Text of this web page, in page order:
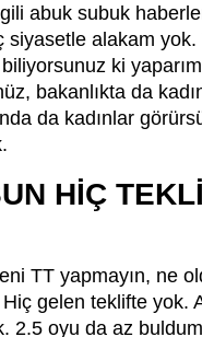
abuk subuk
siyasetle alakam yok.
ki
bakanlıkta da
da kadınlar
HİÇ
TT yapmayın, ne
gelen teklifte yok.
2.5 oyu da az